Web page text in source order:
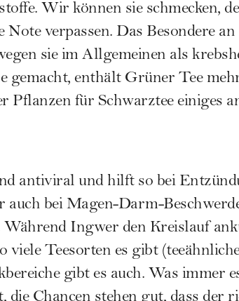
Wir können sie schmecken,
Note verpassen. Das Besondere
sie im Allgemeinen als
gemacht, enthält Grüner Tee
Pflanzen für Schwarztee einiges
antiviral und hilft so bei
auch bei Magen-Darm-
Ingwer den Kreislauf
viele Teesorten es gibt
gibt es auch. Was immer